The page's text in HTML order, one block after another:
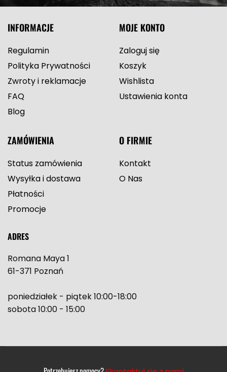
INFORMACJE
Regulamin
Polityka Prywatności
Zwroty i reklamacje
FAQ
Blog
MOJE KONTO
Zaloguj się
Koszyk
Wishlista
Ustawienia konta
ZAMÓWIENIA
Status zamówienia
Wysyłka i dostawa
Płatności
Promocje
O FIRMIE
Kontakt
O Nas
ADRES
Romana Maya 1
61-371 Poznań
poniedziałek - piątek 10:00-18:00
sobota 10:00 - 15:00